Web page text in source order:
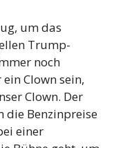
um das
Trump-
noch
Clown sein,
Clown. Der
die Benzinpreise
einer